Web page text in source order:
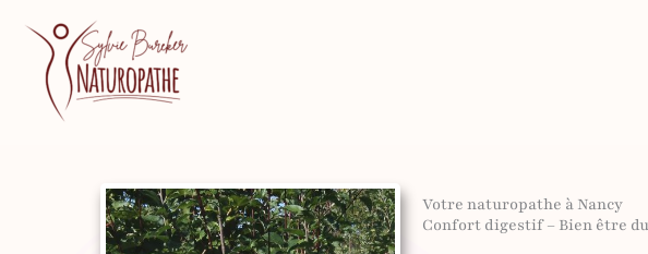
contenu
Votre naturopathe à Nancy
Confort digestif – Bien être